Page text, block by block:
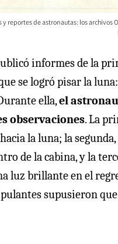
reportes de astronautas: los archivos
informes de la
se logró pisar la luna:
ella,el
observaciones. La
la luna; la segunda,
de la cabina, y la
luz brillante en el
supusieron